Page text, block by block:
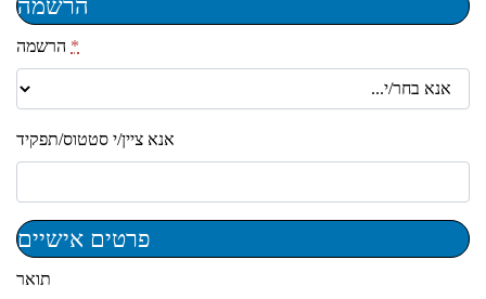
הרשמה
הרשמה
אנא ציין/י סטטוס/תפקיד
פרטים אישיים
תואר